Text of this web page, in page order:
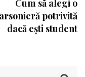
Cum să alegi o
potrivită
dacă ești student